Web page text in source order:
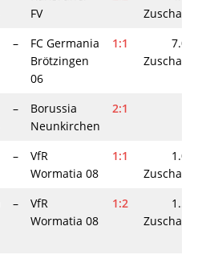
FV
–
FC Germania
Brötzingen
06
1:1
–
Borussia
Neunkirchen
2:1
–
VfR
Wormatia 08
1:1
–
VfR
Wormatia 08
1:2